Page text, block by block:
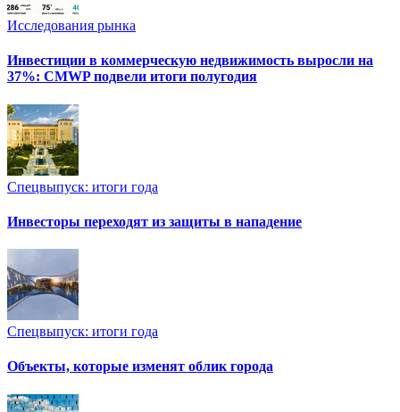
Исследования рынка
Инвестиции в коммерческую недвижимость выросли на
37%: CMWP подвели итоги полугодия
Спецвыпуск: итоги года
Инвесторы переходят из защиты в нападение
Спецвыпуск: итоги года
Объекты, которые изменят облик города